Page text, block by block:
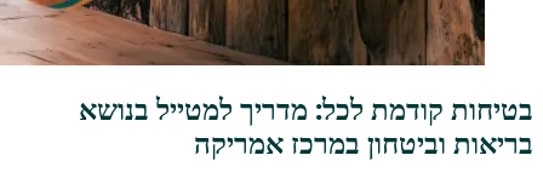
בטיחות קודמת לכל: מדריך למטייל בנושא
בריאות וביטחון במרכז אמריקה